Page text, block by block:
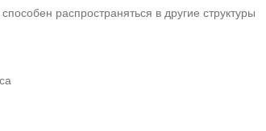
распространяться в другие структуры